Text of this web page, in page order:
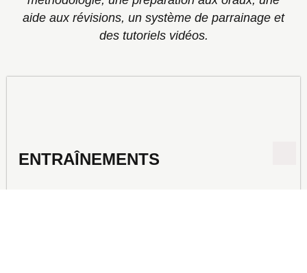
aide aux révisions, un système de parrainage et
des tutoriels vidéos.
ENTRAÎNEMENTS